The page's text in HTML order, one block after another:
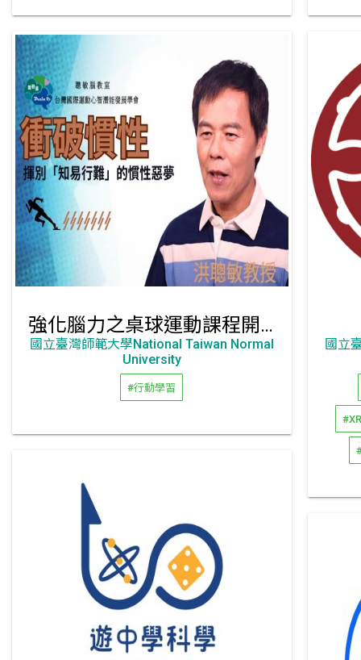
強化腦力之桌球運動課程開發
國立臺灣師範大學National Taiwan Normal
University
#行動學習
國立